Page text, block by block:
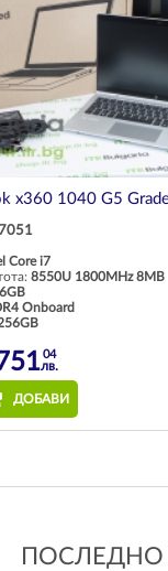
x360 1040 G5
Core i7
8550U 1800MHz 8MB
Onboard
04
лв.
ДОБАВИ
ПОСЛЕДНО